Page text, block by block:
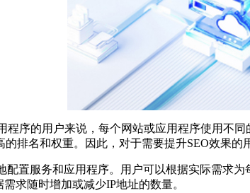
序的用户来说，每个网站或应用程序使用不
排名和权重。因此，对于需要提升SEO效果的
服务和应用程序。用户可以根据实际需求为
求随时增加或减少IP地址的数量。